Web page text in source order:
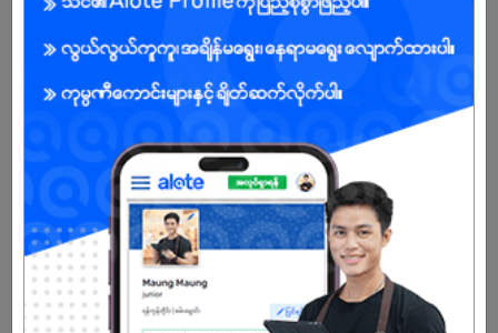
Open To : Male/Female
Already Expired